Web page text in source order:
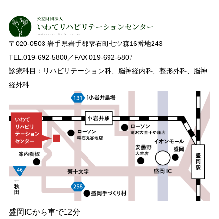
〒020-0503 岩手県岩手郡雫石町七ツ森16番地243
TEL.019-692-5800／FAX.019-692-5807
診療科目：リハビリテーション科、脳神経内科、整形外科、脳神
経外科
盛岡ICから車で12分